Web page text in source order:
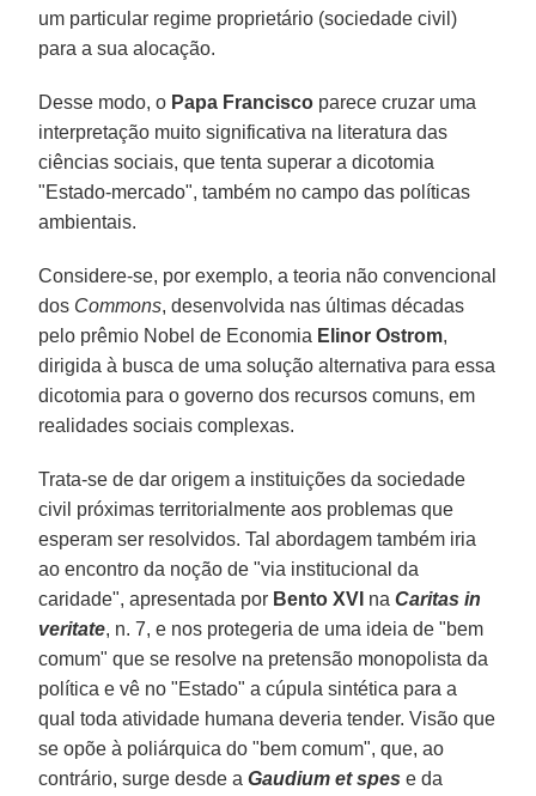
um particular regime proprietário (sociedade civil)
para a sua alocação.
Desse modo, o Papa Francisco parece cruzar uma
interpretação muito significativa na literatura das
ciências sociais, que tenta superar a dicotomia
"Estado-mercado", também no campo das políticas
ambientais.
Considere-se, por exemplo, a teoria não convencional
dos Commons, desenvolvida nas últimas décadas
pelo prêmio Nobel de Economia Elinor Ostrom,
dirigida à busca de uma solução alternativa para essa
dicotomia para o governo dos recursos comuns, em
realidades sociais complexas.
Trata-se de dar origem a instituições da sociedade
civil próximas territorialmente aos problemas que
esperam ser resolvidos. Tal abordagem também iria
ao encontro da noção de "via institucional da
caridade", apresentada por Bento XVI naCaritas in
veritate, n. 7, e nos protegeria de uma ideia de "bem
comum" que se resolve na pretensão monopolista da
política e vê no "Estado" a cúpula sintética para a
qual toda atividade humana deveria tender. Visão que
se opõe à poliárquica do "bem comum", que, ao
contrário, surge desde aGaudium et spes e da